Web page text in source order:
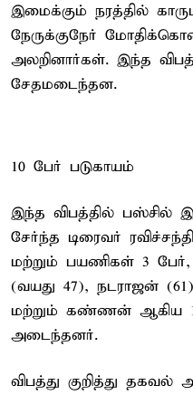
இமைக்கும் நரத்தில்
நேருக்குநேர்
அலறினார்கள். இந்த
சேதமடைந்தன.
10 பேர் படுகாயம்
இந்த விபத்தில் பஸ்சில்
சேர்ந்த டிரைவர்
மற்றும் பயணிகள் 3
(வயது 47), நடராஜன்
மற்றும் கண்ணன் ஆகிய
அடைந்தனர்.
விபத்து குறித்து தகவல்